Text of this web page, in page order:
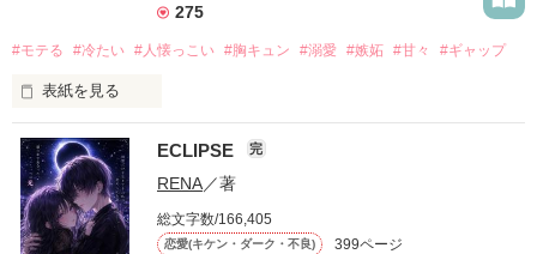
275
#モテる #冷たい #人懐っこい #胸キュン #溺愛 #嫉妬 #甘々 #ギャップ
表紙を見る
「好きだったから、別れを選んだ。」
モテる人を好きになるのが怖かった。
だから私は、中学時代に大好きだった彼を自分から振った。
ECLIPSE 完
RENA／著
総文字数/166,405
恋愛(キケン・ダーク・不良) 399ページ